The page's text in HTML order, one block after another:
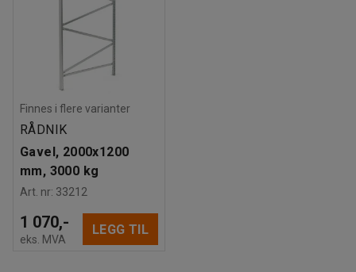
Materiale hylle: Stål
Antall hyller
Maksbelastning hylle
160,09 kg
Finnes i flere varianter
RÅDNIK
Gavel, 2000x1200
mm, 3000 kg
Art. nr: 33212
1 070,-
eks. MVA
LEGG TIL